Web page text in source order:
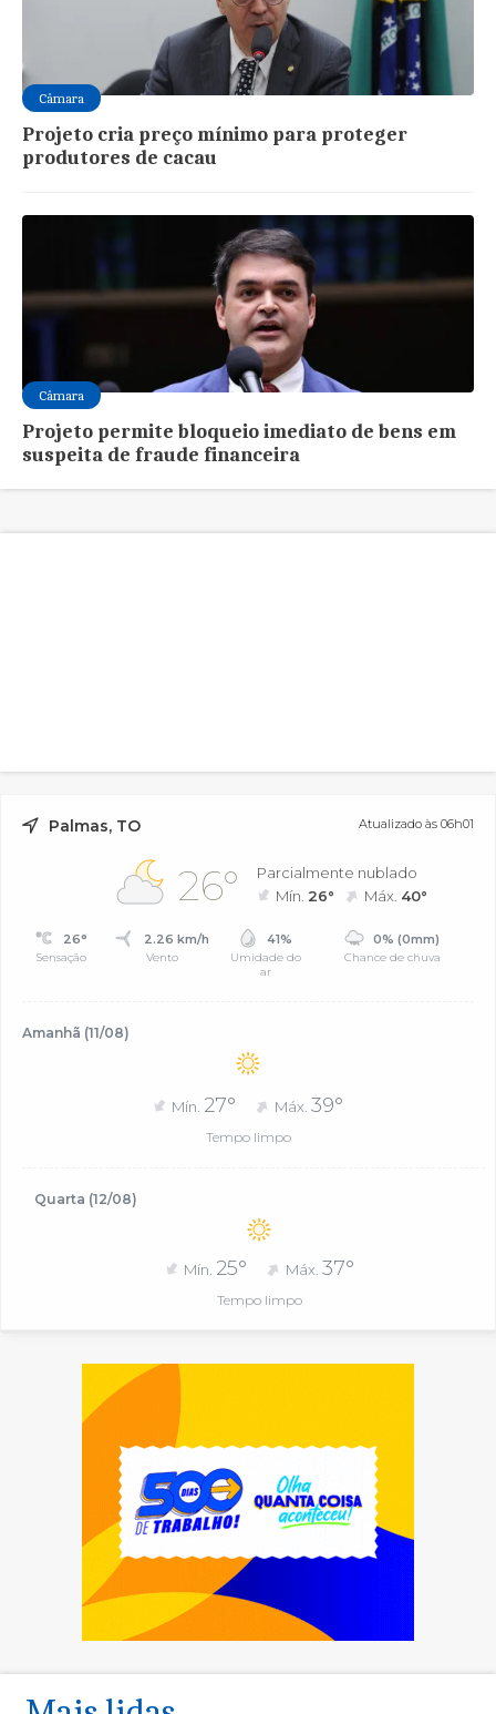
Câmara
Projeto cria preço mínimo para proteger
produtores de cacau
Câmara
Projeto permite bloqueio imediato de bens em
suspeita de fraude financeira
Palmas, TO Atualizado às 06h01
26°
Parcialmente nublado
Mín. 26° Máx. 40°
26°
Sensação
2.26 km/h
Vento
41%
Umidade do
ar
0% (0mm)
Chance de chuva
Amanhã (11/08)
Mín. 27° Máx. 39°
Tempo limpo
Quarta (12/08)
Mín. 25° Máx. 37°
Tempo limpo